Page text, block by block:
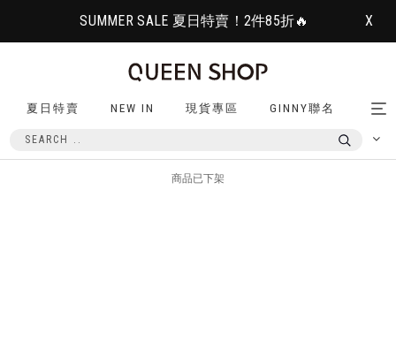
SUMMER SALE 夏日特賣！2件85折🔥 X
夏日特賣 NEW IN 現貨專區 GINNY聯名
商品已下架